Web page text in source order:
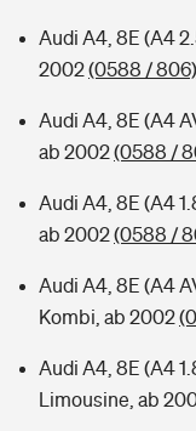
Audi A4, 8E (A4
2002(0588 / 806)
Audi A4, 8E (A4
ab 2002(0588 /
Audi A4, 8E (A4
ab 2002(0588 /
Audi A4, 8E (A4
Kombi, ab 2002
Audi A4, 8E (A4
Limousine, ab